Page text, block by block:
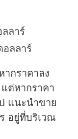
ลาร์
ลลาร์
กราคาลง
ต่หากราคา
แนะนำขาย
อยู่ที่บริเวณ